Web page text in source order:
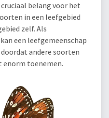
belang voor het
in een leefgebied
zelf. Als
een leefgemeenschap
andere soorten
enorm toenemen.